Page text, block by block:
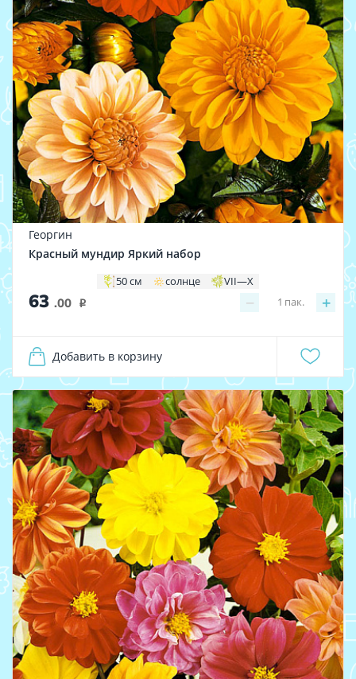
Георгин
Красный мундир Яркий набор
50 см солнце VII—X
63 .00 i − +
1 пак.
Добавить в корзину